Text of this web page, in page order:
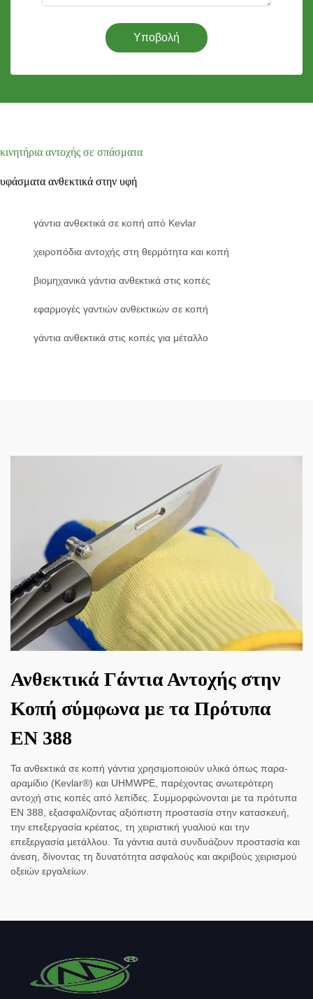
Υποβολή
κινητήρια αντοχής σε σπάσματα
υφάσματα ανθεκτικά στην υφή
γάντια ανθεκτικά σε κοπή από Kevlar
χειροπόδια αντοχής στη θερμότητα και κοπή
βιομηχανικά γάντια ανθεκτικά στις κοπές
εφαρμογές γαντιών ανθεκτικών σε κοπή
γάντια ανθεκτικά στις κοπές για μέταλλο
Ανθεκτικά Γάντια Αντοχής στην
Κοπή σύμφωνα με τα Πρότυπα
EN 388
Τα ανθεκτικά σε κοπή γάντια χρησιμοποιούν υλικά όπως παρα-
αραμίδιο (Kevlar®) και UHMWPE, παρέχοντας ανωτερότερη
αντοχή στις κοπές από λεπίδες. Συμμορφώνονται με τα πρότυπα
EN 388, εξασφαλίζοντας αξιόπιστη προστασία στην κατασκευή,
την επεξεργασία κρέατος, τη χειριστική γυαλιού και την
επεξεργασία μετάλλου. Τα γάντια αυτά συνδυάζουν προστασία και
άνεση, δίνοντας τη δυνατότητα ασφαλούς και ακριβούς χειρισμού
οξειών εργαλείων.